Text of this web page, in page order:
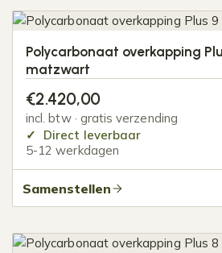
Polycarbonaat overkapping
matzwart
€2.420,00
incl. btw · gratis verzending
Direct leverbaar
5-12 werkdagen
Samenstellen